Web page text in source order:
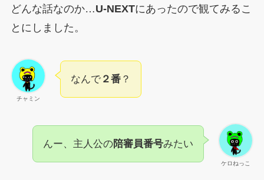
どんな話なのか…U-NEXTにあったので観てみるこ
とにしました。
チャミン
なんで２番？
ケロねっこ
んー、主人公の陪審員番号みたい